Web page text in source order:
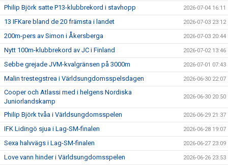
Philip Björk satte P13-klubbrekord i stavhopp 2026-07-04 16:11
13 IFKare bland de 20 främsta i landet 2026-07-03 23:12
200m-pers av Simon i Åkersberga 2026-07-03 20:44
Nytt 100m-klubbrekord av JC i Finland 2026-07-02 13:46
Sebbe grejade JVM-kvalgränsen på 3000m 2026-07-01 07:43
Malin trestegstrea i Världsungdomsspelsdagen 2026-06-30 22:07
Cooper och Atlassi med i helgens Nordiska
Juniorlandskamp
2026-06-30 20:50
Philip Björk tvåa i Världsungdomsspelen 2026-06-29 21:37
IFK Lidingö sjua i Lag-SM-finalen 2026-06-28 19:07
Sexa halvvägs i Lag-SM-finalen 2026-06-27 23:09
Love vann hinder i Världsungdomsspelen 2026-06-26 23:53